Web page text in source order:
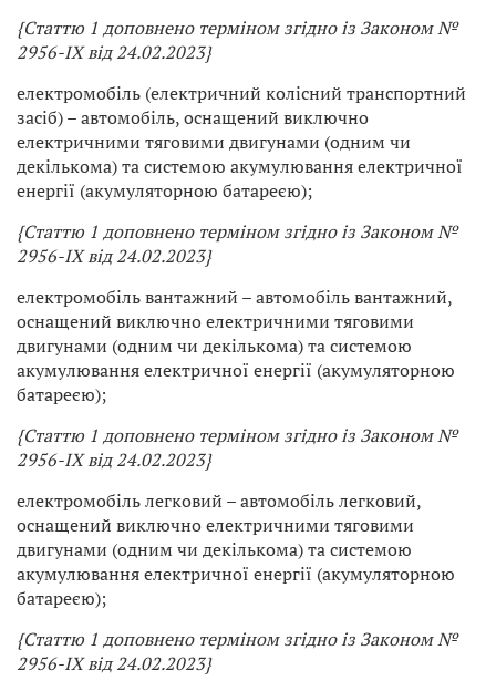
{Статтю 1 доповнено терміном згідно із Законом№
2956-IX від 24.02.2023}
електромобіль (електричний колісний транспортний
засіб) – автомобіль, оснащений виключно
електричними тяговими двигунами (одним чи
декількома) та системою акумулювання електричної
енергії (акумуляторною батареєю);
{Статтю 1 доповнено терміном згідно із Законом№
2956-IX від 24.02.2023}
електромобіль вантажний – автомобіль вантажний,
оснащений виключно електричними тяговими
двигунами (одним чи декількома) та системою
акумулювання електричної енергії (акумуляторною
батареєю);
{Статтю 1 доповнено терміном згідно із Законом№
2956-IX від 24.02.2023}
електромобіль легковий – автомобіль легковий,
оснащений виключно електричними тяговими
двигунами (одним чи декількома) та системою
акумулювання електричної енергії (акумуляторною
батареєю);
{Статтю 1 доповнено терміном згідно із Законом№
2956-IX від 24.02.2023}